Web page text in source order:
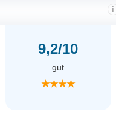
9,2/10
i
gut
★★★★